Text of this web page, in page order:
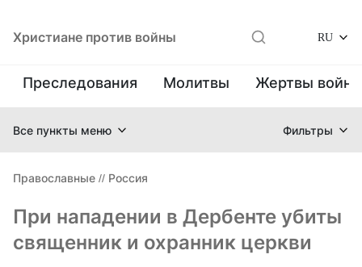
Христиане против войны RU
Преследования Молитвы Жертвы
Все пункты меню Фильтры
Православные // Россия
При нападении в Дербенте убиты
священник и охранник церкви